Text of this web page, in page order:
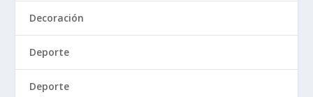
Decoración
Deporte
Deporte